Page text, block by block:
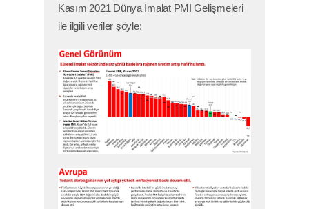
Kasım 2021 Dünya İmalat PMI Gelişmeleri
ile ilgili veriler şöyle: